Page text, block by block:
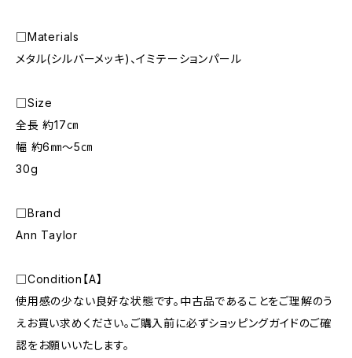
□Materials
メタル(シルバーメッキ)、イミテーションパール
□Size
全長 約17㎝
幅 約6㎜〜5㎝
30g
□Brand
Ann Taylor
□Condition【A】
使用感の少ない良好な状態です。中古品であることをご理解のう
えお買い求めください。ご購入前に必ずショッピングガイドのご確
認をお願いいたします。